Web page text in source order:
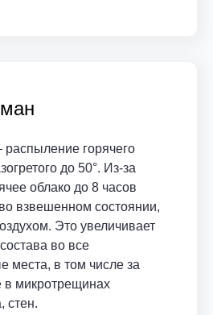
распыление горячего
до 50°. Из-за
облако до 8 часов
взвешенном состоянии,
Это увеличивает
во все
места, в том числе за
микротрещинах
стен.